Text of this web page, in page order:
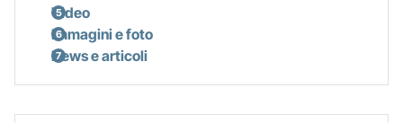
Video
Immagini e foto
News e articoli